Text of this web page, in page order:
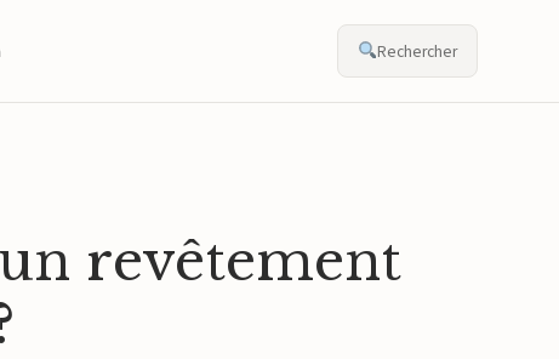
Rechercher
revêtement